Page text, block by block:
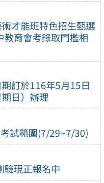
才能班特色招生甄選
教育會考錄取門檻相
訂於116年5月15日
期日）辦理
試範圍(7/29~7/30)
驗現正報名中